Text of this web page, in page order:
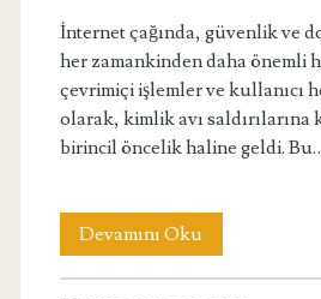
İnternet çağında, güvenlik ve
her zamankinden daha önemli
çevrimiçi işlemler ve kullanıcı
olarak, kimlik avı saldırılarına
birincil öncelik haline geldi.
Devamını OkuSMS
Onay